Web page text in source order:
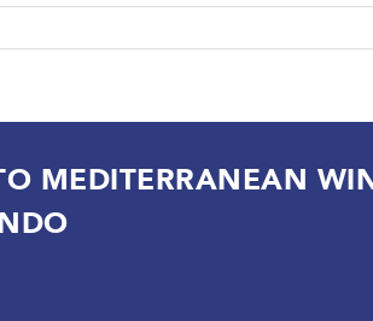
MEDITERRANEAN